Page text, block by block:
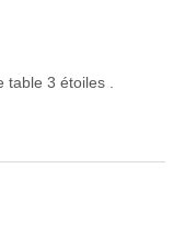
table 3 étoiles .